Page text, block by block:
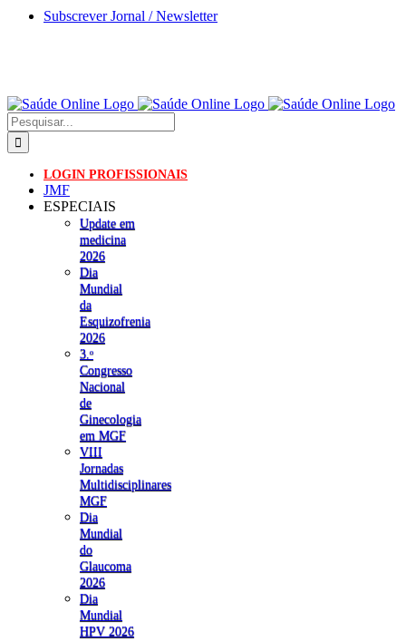
Skip
Subscrever Jornal / Newsletter
Pesquisar
LOGIN PROFISSIONAIS
JMF
ESPECIAIS
Update em
medicina
2026
Dia
Mundial
da
Esquizofrenia
2026
3.ᵒ
Congresso
Nacional
de
Ginecologia
em MGF
VIII
Jornadas
Multidisciplinares
MGF
Dia
Mundial
do
Glaucoma
2026
Dia
Mundial
HPV 2026